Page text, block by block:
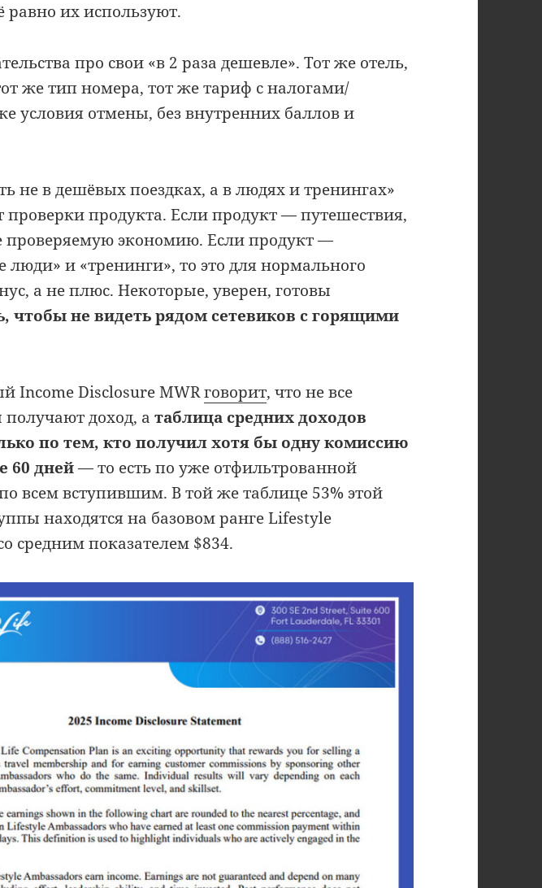
равно их используют.
про свои «в 2 раза дешевле». Тот же отель,
же тип номера, тот же тариф с налогами/
условия отмены, без внутренних баллов и
не в дешёвых поездках, а в людях и тренингах»
проверки продукта. Если продукт — путешествия,
проверяемую экономию. Если продукт —
люди» и «тренинги», то это для нормального
а не плюс. Некоторые, уверен, готовы
чтобы не видеть рядом сетевиков с горящими
Income Disclosure MWRговорит, что не все
получают доход, атаблица средних доходов
по тем, кто получил хотя бы одну комиссию
60 дней— то есть по уже отфильтрованной
всем вступившим. В той же таблице 53% этой
находятся на базовом ранге Lifestyle
средним показателем $834.